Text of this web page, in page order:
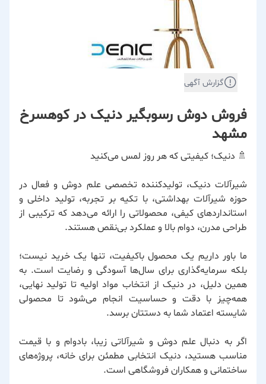
گزارش آگهی
فروش دوش رسوبگیر دنیک در کوهسرخ
مشهد
🚿 دنیک؛ کیفیتی که هر روز لمس می‌کنید
شیرآلات دنیک، تولیدکننده تخصصی علم دوش و فعال در
حوزه شیرآلات بهداشتی، با تکیه بر تجربه، تولید داخلی و
استانداردهای کیفی، محصولاتی را ارائه می‌دهد که ترکیبی از
طراحی مدرن، دوام بالا و عملکرد بی‌نقص هستند.
ما باور داریم یک محصول باکیفیت، تنها یک خرید نیست؛
بلکه سرمایه‌گذاری برای سال‌ها آسودگی و رضایت است. به
همین دلیل، در دنیک از انتخاب مواد اولیه تا تولید نهایی،
همه‌چیز با دقت و حساسیت انجام می‌شود تا محصولی
شایسته اعتماد شما به دستتان برسد.
اگر به دنبال علم دوش و شیرآلاتی زیبا، بادوام و با قیمت
مناسب هستید، دنیک انتخابی مطمئن برای خانه، پروژه‌های
ساختمانی و همکاران فروشگاهی است.